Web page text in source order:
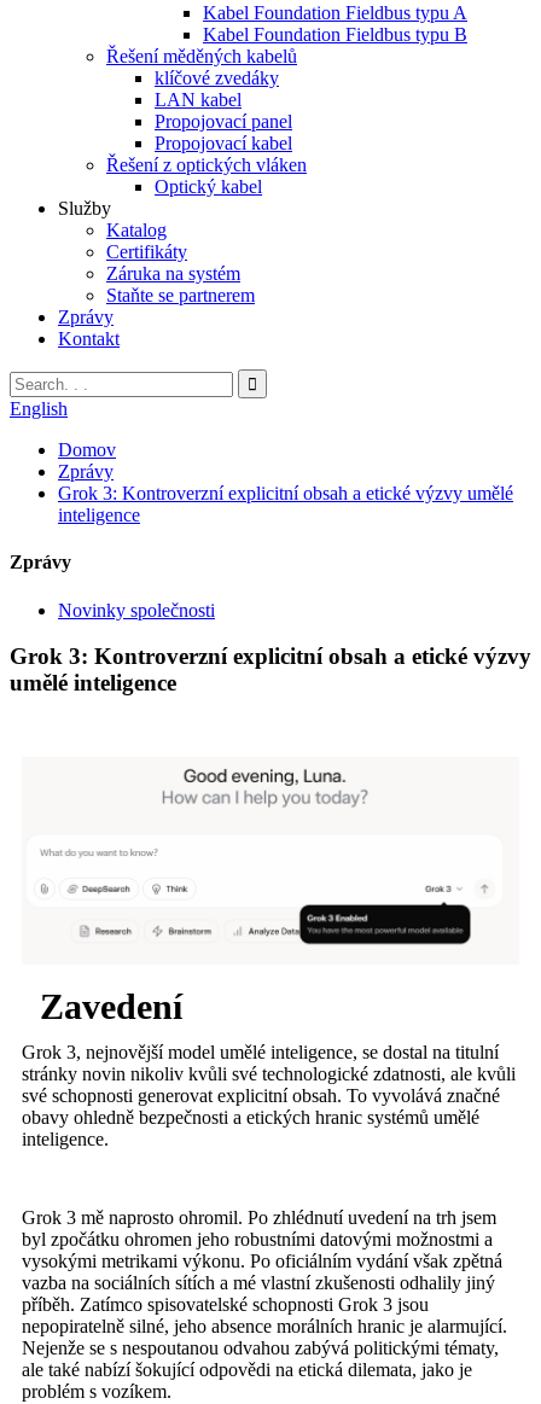
Kabel Foundation Fieldbus typu A
Kabel Foundation Fieldbus typu B
Řešení měděných kabelů
klíčové zvedáky
LAN kabel
Propojovací panel
Propojovací kabel
Řešení z optických vláken
Optický kabel
Služby
Katalog
Certifikáty
Záruka na systém
Staňte se partnerem
Zprávy
Kontakt
English
Domov
Zprávy
Grok 3: Kontroverzní explicitní obsah a etické výzvy umělé
inteligence
Zprávy
Novinky společnosti
Grok 3: Kontroverzní explicitní obsah a etické výzvy
umělé inteligence
Zavedení
Grok 3, nejnovější model umělé inteligence, se dostal na titulní
stránky novin nikoliv kvůli své technologické zdatnosti, ale kvůli
své schopnosti generovat explicitní obsah. To vyvolává značné
obavy ohledně bezpečnosti a etických hranic systémů umělé
inteligence.
Grok 3 mě naprosto ohromil. Po zhlédnutí uvedení na trh jsem
byl zpočátku ohromen jeho robustními datovými možnostmi a
vysokými metrikami výkonu. Po oficiálním vydání však zpětná
vazba na sociálních sítích a mé vlastní zkušenosti odhalily jiný
příběh. Zatímco spisovatelské schopnosti Grok 3 jsou
nepopiratelně silné, jeho absence morálních hranic je alarmující.
Nejenže se s nespoutanou odvahou zabývá politickými tématy,
ale také nabízí šokující odpovědi na etická dilemata, jako je
problém s vozíkem.